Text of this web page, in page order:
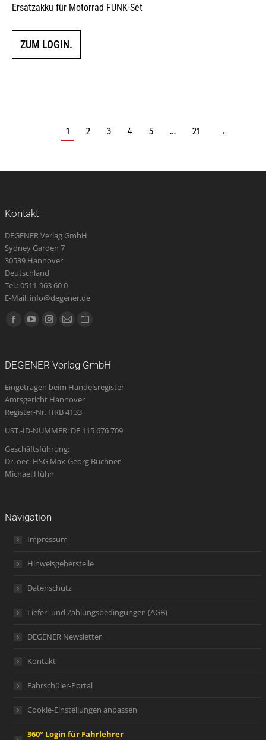
Ersatzakku für Motorrad FUNK-Set
ZUM LOGIN.
1 2 3 4 5 … 21 →
Kontakt
DEGENER Verlag GmbH
Sydney Garden 7
30539 Hannover
Deutschland
Tel.: 0511-963 60 0
E-Mail: info@degener.de
Finden Sie uns auf:
Facebook
new
window
YouTube
new
window
Instagram
new
window
E-
opens
in
new
Website
new
DEGENER Verlag GmbH
Eingetragen beim Handelsregister
Amtsgericht Hannover
Register-Nr. HRB 4133
UST.-ID-NUMMER: DE 115 676 709
Geschäftsführung:
Dr. oec. HSG Max-Georg Büchner
Michael Hühn
Navigation
Impressum
Hinweisgeberstelle
Datenschutz
Liefer- und Zahlungsbedingungen (AGB)
DEGENER Newsletter
Kontakt
Fahrschüler-Portal
Cookie-Einstellungen anpassen
360° Login für Fahrlehrer